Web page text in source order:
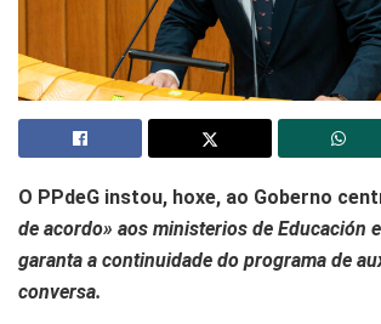
O PPdeG instou, hoxe, ao Goberno
de acordo» aos ministerios de Educación
garanta a continuidade do programa de
conversa.